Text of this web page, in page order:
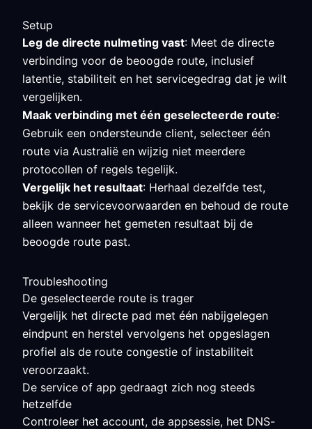
Setup
Leg de directe nulmeting vast: Meet de directe
verbinding voor de beoogde route, inclusief
latentie, stabiliteit en het servicegedrag dat je wilt
vergelijken.
Maak verbinding met één geselecteerde route:
Gebruik een ondersteunde client, selecteer één
route via Australië en wijzig niet meerdere
protocollen of regels tegelijk.
Vergelijk het resultaat: Herhaal dezelfde test,
bekijk de servicevoorwaarden en behoud de route
alleen wanneer het gemeten resultaat bij de
beoogde route past.
Troubleshooting
De geselecteerde route is trager
Vergelijk het directe pad met één nabijgelegen
eindpunt en herstel vervolgens het opgeslagen
profiel als de route congestie of instabiliteit
veroorzaakt.
De service of app gedraagt zich nog steeds
hetzelfde
Controleer het account, de appsessie, het DNS-